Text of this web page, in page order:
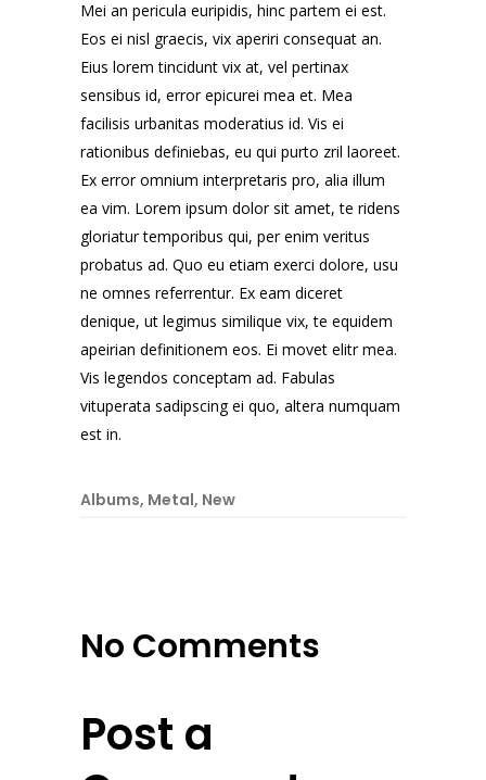
Mei an pericula euripidis, hinc partem ei est.
Eos ei nisl graecis, vix aperiri consequat an.
Eius lorem tincidunt vix at, vel pertinax
sensibus id, error epicurei mea et. Mea
facilisis urbanitas moderatius id. Vis ei
rationibus definiebas, eu qui purto zril laoreet.
Ex error omnium interpretaris pro, alia illum
ea vim. Lorem ipsum dolor sit amet, te ridens
gloriatur temporibus qui, per enim veritus
probatus ad. Quo eu etiam exerci dolore, usu
ne omnes referrentur. Ex eam diceret
denique, ut legimus similique vix, te equidem
apeirian definitionem eos. Ei movet elitr mea.
Vis legendos conceptam ad. Fabulas
vituperata sadipscing ei quo, altera numquam
est in.
Albums, Metal, New
No Comments
Post a